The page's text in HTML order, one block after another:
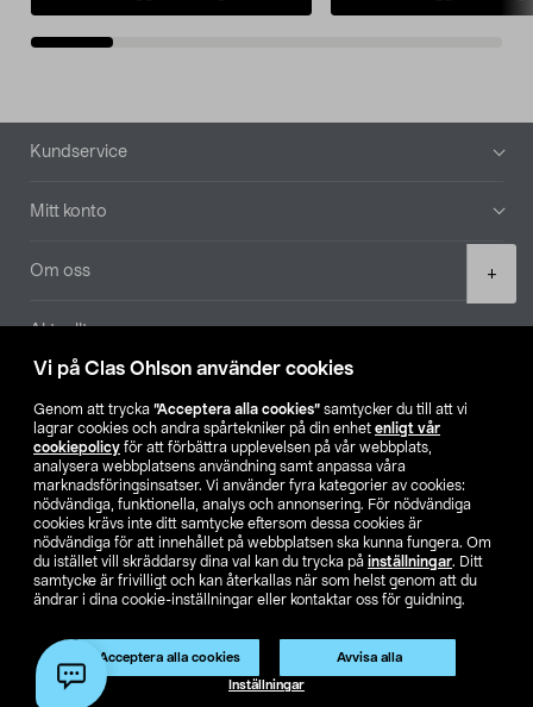
Vi på Clas Ohlson använder cookies
Genom att trycka ”Acceptera alla cookies” samtycker du till att vi
lagrar cookies och andra spårtekniker på din enhet enligt vår
cookiepolicy för att förbättra upplevelsen på vår webbplats,
analysera webbplatsens användning samt anpassa våra
marknadsföringsinsatser. Vi använder fyra kategorier av cookies:
nödvändiga, funktionella, analys och annonsering. För nödvändiga
cookies krävs inte ditt samtycke eftersom dessa cookies är
nödvändiga för att innehållet på webbplatsen ska kunna fungera. Om
du istället vill skräddarsy dina val kan du trycka på inställningar. Ditt
samtycke är frivilligt och kan återkallas när som helst genom att du
ändrar i dina cookie-inställningar eller kontaktar oss för guidning.
Acceptera alla cookies Avvisa alla
Inställningar
+
Sidfot
Kundservice
Mitt konto
Om oss
Aktuellt
Hitta butik
SE NO FI
Köpvillkor Privacy statement Klubbvillkor
För företag
Ändra till priser exklusive moms